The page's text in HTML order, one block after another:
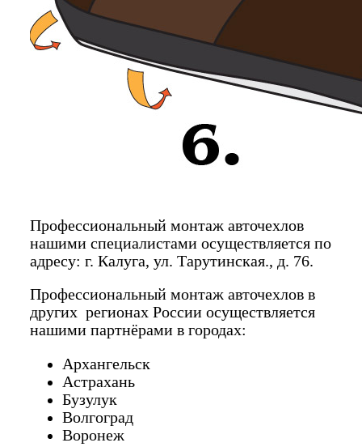
Профессиональный монтаж авточехлов
нашими специалистами осуществляется по
адресу: г. Калуга, ул. Тарутинская., д. 76.
Профессиональный монтаж авточехлов в
других регионах России осуществляется
нашими партнёрами в городах:
Архангельск
Астрахань
Бузулук
Волгоград
Воронеж